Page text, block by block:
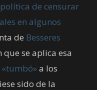
política de censurar
en algunos
de Besseres
que se aplica esa
«tumbó»a los
sido de la